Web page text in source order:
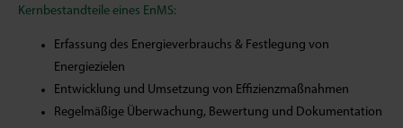
Kernbestandteile eines EnMS:
Erfassung des Energieverbrauchs & Festlegung von
Energiezielen
Entwicklung und Umsetzung von Effizienzmaßnahmen
Regelmäßige Überwachung, Bewertung und Dokumentation